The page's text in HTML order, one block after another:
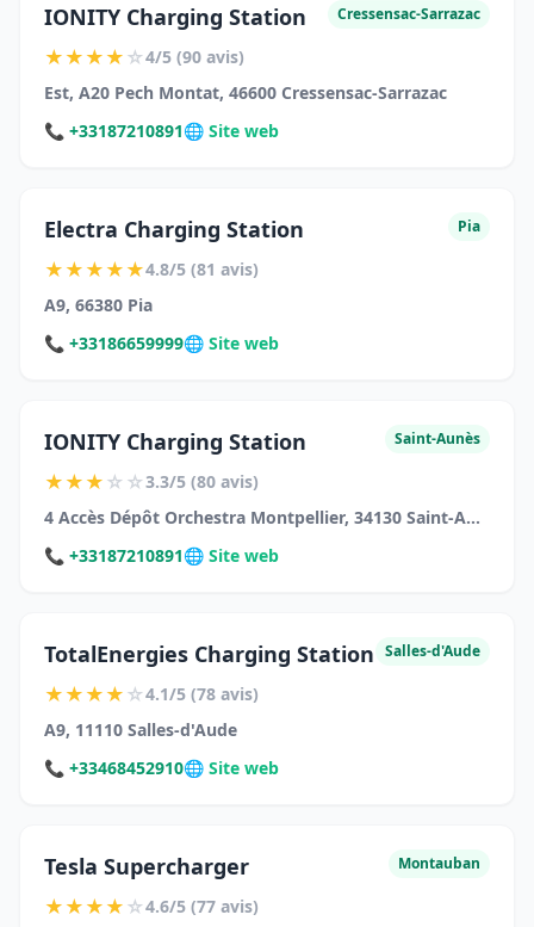
IONITY Charging Station Cressensac-Sarrazac
★★★★☆4/5 (90 avis)
Est, A20 Pech Montat, 46600 Cressensac-Sarrazac
📞 +33187210891🌐 Site web
Electra Charging Station Pia
★★★★★4.8/5 (81 avis)
A9, 66380 Pia
📞 +33186659999🌐 Site web
IONITY Charging Station Saint-Aunès
★★★☆☆3.3/5 (80 avis)
4 Accès Dépôt Orchestra Montpellier, 34130 Saint-Aunès
📞 +33187210891🌐 Site web
TotalEnergies Charging Station Salles-d'Aude
★★★★☆4.1/5 (78 avis)
A9, 11110 Salles-d'Aude
📞 +33468452910🌐 Site web
Tesla Supercharger Montauban
★★★★☆4.6/5 (77 avis)